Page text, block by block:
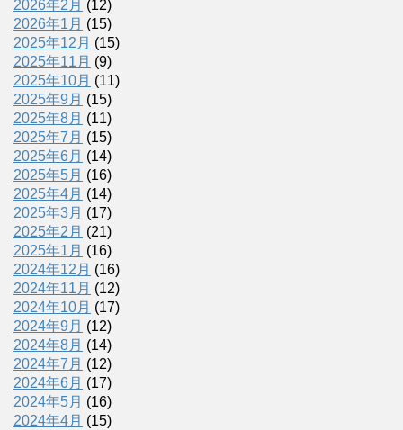
2026年2月 (12)
2026年1月 (15)
2025年12月 (15)
2025年11月 (9)
2025年10月 (11)
2025年9月 (15)
2025年8月 (11)
2025年7月 (15)
2025年6月 (14)
2025年5月 (16)
2025年4月 (14)
2025年3月 (17)
2025年2月 (21)
2025年1月 (16)
2024年12月 (16)
2024年11月 (12)
2024年10月 (17)
2024年9月 (12)
2024年8月 (14)
2024年7月 (12)
2024年6月 (17)
2024年5月 (16)
2024年4月 (15)